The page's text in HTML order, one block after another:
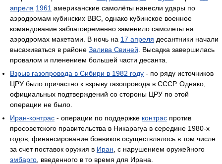
апреля 1961 американские самолёты нанесли удары по
аэродромам кубинских ВВС, однако кубинское военное
командование заблаговременно заменило самолеты на
аэродромах макетами. В ночь на 17 апреля десантники начали
высаживаться в районе Залива Свиней . Высадка завершилась
провалом и пленением большей части десанта.
Взрыв газопровода в Сибири в 1982 году - по ряду источников
ЦРУ было причастно к взрыву газопровода в СССР. Однако,
официальных подтверждений со стороны ЦРУ по этой
операции не было.
Иран-контрас - операции по поддержке контрас против
просоветского правительства в Никарагуа в середине 1980-х
годов, финансирование боевиков осуществлялось в том числе
за счет поставок оружия в Иран , с нарушением оружейного
эмбарго , введенного в то время для Ирана.